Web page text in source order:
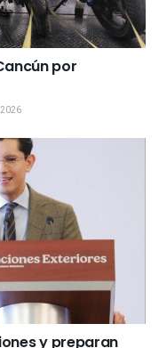
por
y preparan